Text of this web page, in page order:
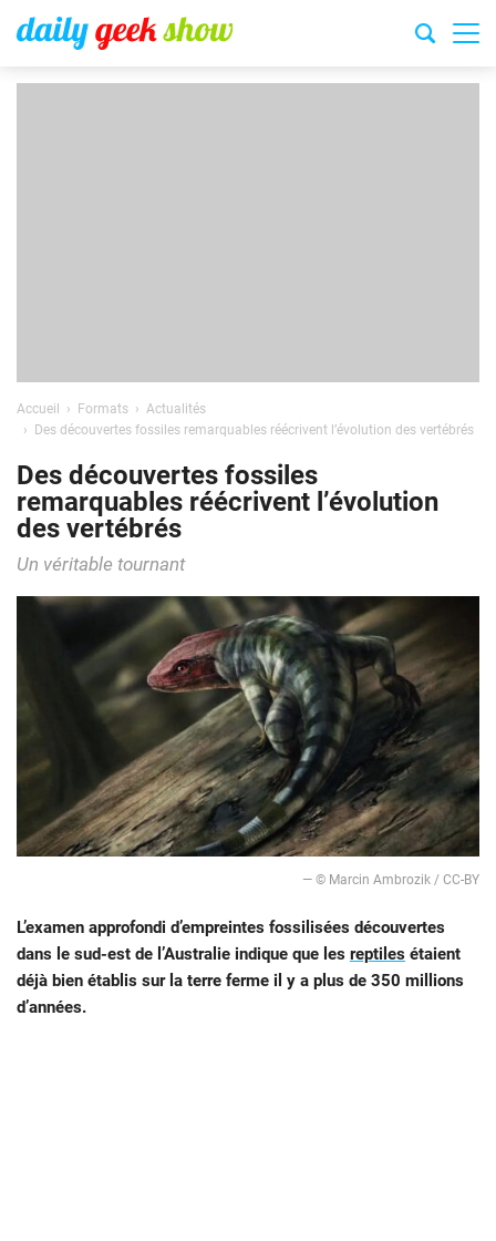
Accueil Formats
Actualités
Des découvertes fossiles remarquables réécrivent l’évolution des vertébrés
Des découvertes fossiles
remarquables réécrivent l’évolution
des vertébrés
Un véritable tournant
— © Marcin Ambrozik / CC-BY
L’examen approfondi d’empreintes fossilisées découvertes
dans le sud-est de l’Australie indique que les reptiles étaient
déjà bien établis sur la terre ferme il y a plus de 350 millions
d’années.